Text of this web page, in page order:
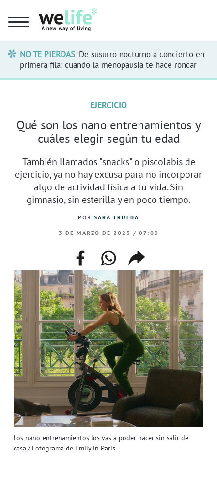
NO TE PIERDAS De susurro nocturno a concierto en
primera fila: cuando la menopausia te hace roncar
Los nano-entrenamientos los vas a poder hacer sin salir de
casa./ Fotograma de Emily in Paris.
EJERCICIO
Qué son los nano entrenamientos y
cuáles elegir según tu edad
También llamados "snacks" o piscolabis de
ejercicio, ya no hay excusa para no incorporar
algo de actividad física a tu vida. Sin
gimnasio, sin esterilla y en poco tiempo.
POR SARA TRUEBA
3 DE MARZO DE 2023 / 07:00
facebookwhatsappcompartir
enlace